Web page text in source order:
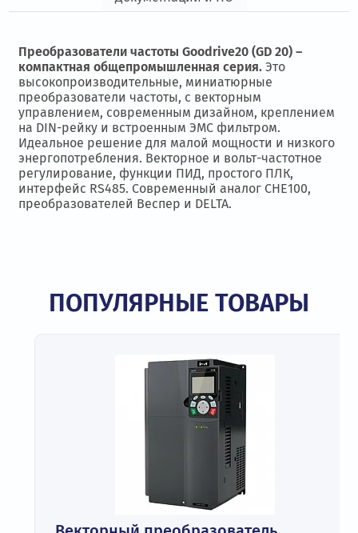
Преобразователи частоты Goodrive20 (GD 20) –
компактная общепромышленная серия. Это
высокопроизводительные, миниатюрные
преобразователи частоты, с векторным
управлением, современным дизайном, креплением
на DIN-рейку и встроенным ЭМС фильтром.
Идеальное решение для малой мощности и низкого
энергопотребления. Векторное и вольт-частотное
регулирование, функции ПИД, простого ПЛК,
интерфейс RS485. Современный аналог CHE100,
преобразователей Веспер и DELTA.
ПОПУЛЯРНЫЕ ТОВАРЫ